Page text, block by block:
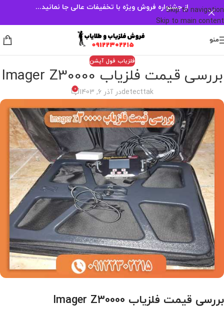
Skip to navigation
Skip to main content
از جشنواره فروش ویژه با تخفیفات عالی جا نمانید...
منو
فلزیاب فول آپشن
بررسی قیمت فلزیاب Imager Z30000
detecttakدر آذر 6, 1403 0
بررسی قیمت فلزیاب Imager Z30000